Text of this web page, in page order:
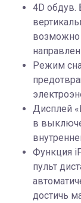
4D обдув.
возможно
Режим
Дисплей
в
Функция
пульт
достичь